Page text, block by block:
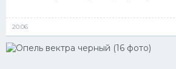
20.06